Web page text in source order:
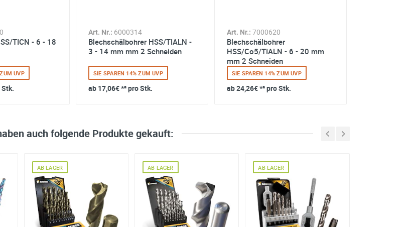
TICN - 6 - 18
UVP
Stk.
Art. Nr.: 6000314
Blechschälbohrer HSS/TIALN -
3 - 14 mm mm 2 Schneiden
SIE SPAREN 14% ZUM UVP
ab 17,06€*² pro Stk.
Art. Nr.: 7000620
Blechschälbohrer
HSS/Co5/TIALN - 6 - 20 mm
mm 2 Schneiden
SIE SPAREN 14% ZUM UVP
ab24,26€*² pro Stk.
auch folgende Produkte gekauft:
AB LAGER AB LAGER AB LAGER